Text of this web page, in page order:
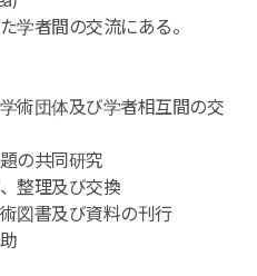
学者間の交流にある。
術団体及び学者相互間の交
の共同研究
整理及び交換
図書及び資料の刊行